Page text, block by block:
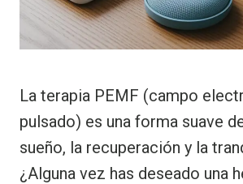
La terapia PEMF (campo
pulsado) es una forma suave
sueño, la recuperación y la
¿Alguna vez has deseado una